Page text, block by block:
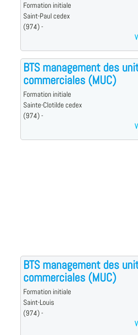
Formation initiale
Saint-Paul cedex
(974) -
BTS management des
commerciales (MUC)
Formation initiale
Sainte-Clotilde cedex
(974) -
BTS management des
commerciales (MUC)
Formation initiale
Saint-Louis
(974) -